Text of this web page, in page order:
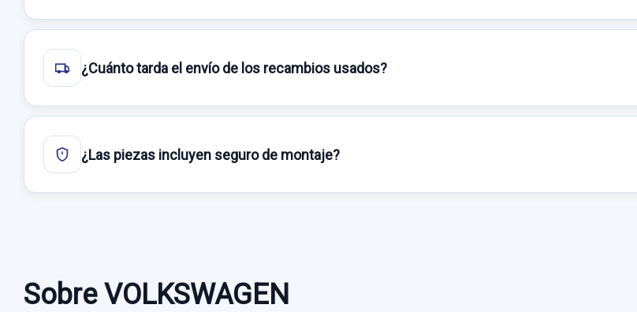
¿Cuánto tarda el envío de los recambios usados?
¿Las piezas incluyen seguro de montaje?
Sobre VOLKSWAGEN